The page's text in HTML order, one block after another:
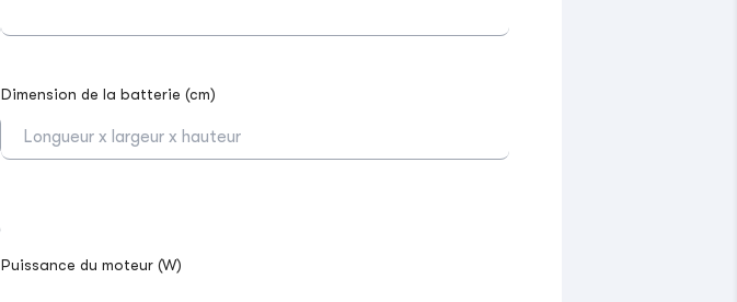
Dimension de la batterie (cm)
Puissance du moteur (W)